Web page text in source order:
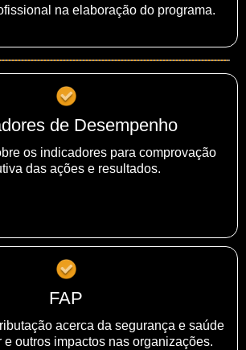
na elaboração do programa.
de Desempenho
os indicadores para comprovação
das ações e resultados.
FAP
acerca da segurança e saúde
e outros impactos nas organizações.